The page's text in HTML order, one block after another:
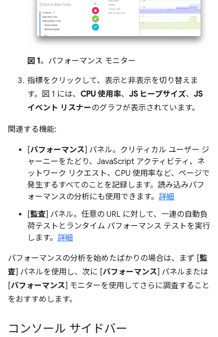
図 1。パフォーマンス モニター
指標をクリックして、表示と非表示を切り替えま
す。図 1 には、 CPU 使用率、 JS ヒープサイズ、 JS
イベント リスナーのグラフが表示されています。
関連する機能:
[パフォーマンス] パネル。クリティカル ユーザー ジ
ャーニーをたどり、JavaScript アクティビティ、ネ
ットワーク リクエスト、CPU 使用率など、ページで
発生するすべてのことを記録します。読み込みパフ
ォーマンスの分析にも使用できます。 詳細
[監査] パネル。任意の URL に対して、一連の自動負
荷テストとランタイム パフォーマンス テストを実行
します。 詳細
パフォーマンスの分析を始めたばかりの場合は、まず [監
査] パネルを使用し、次に [パフォーマンス] パネルまたは
[パフォーマンス] モニターを使用してさらに調査すること
をおすすめします。
コンソール サイドバー